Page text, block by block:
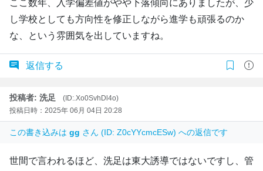
ここ数年、入学偏差値がやや下落傾向にありましたが、少
し学校としても方向性を修正しながら進学も頑張るのか
な、という雰囲気を出していますね。
返信する
投稿者: 洗足
(ID:.Xo0SvhDl4o)
投稿日時：2025年 06月 04日 20:28
この書き込みは gg さん (ID: Z0cYYcmcESw) への返信です
世間で言われるほど、洗足は東大誘導ではないですし、管